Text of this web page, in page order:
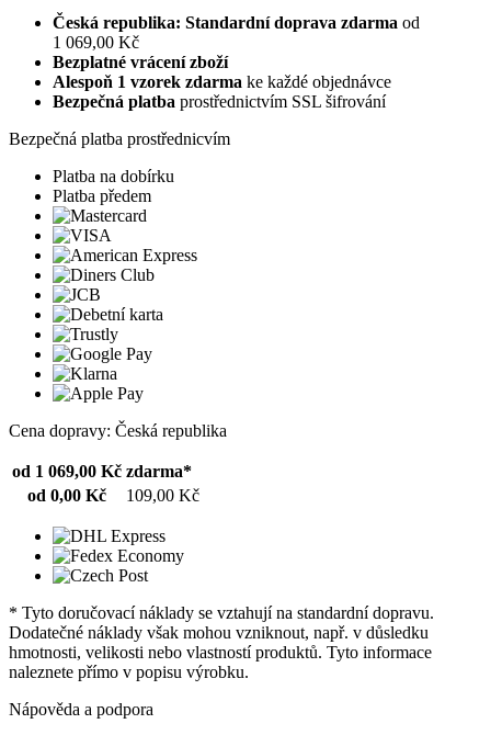
Česká republika: Standardní doprava zdarma od
1 069,00 Kč
Bezplatné vrácení zboží
Alespoň 1 vzorek zdarma ke každé objednávce
Bezpečná platba prostřednictvím SSL šifrování
Bezpečná platba prostřednicvím
Platba na dobírku
Platba předem
Cena dopravy: Česká republika
od 1 069,00 Kč zdarma*
od 0,00 Kč
109,00 Kč
* Tyto doručovací náklady se vztahují na standardní dopravu.
Dodatečné náklady však mohou vzniknout, např. v důsledku
hmotnosti, velikosti nebo vlastností produktů. Tyto informace
naleznete přímo v popisu výrobku.
Nápověda a podpora